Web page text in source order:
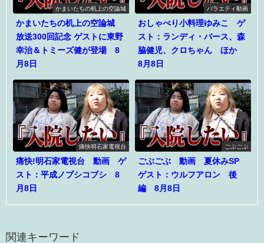
かまいたちの机上の空論城
かまいたちの机上の空論城
放送300回記念 ゲストに東野
幸治＆トミーズ健が登場 8
月8日
バラエティ動画
おしゃべり小料理ゆみこ ゲ
スト：ランディ・バース、森
脇健児、クロちゃん ほか
8月8日
痛快明石家電視台
痛快!明石家電視台 動画 ゲ
スト：平成ノブシコブシ 8
月8日
ごぶごぶ
ごぶごぶ 動画 夏休みSP
ゲスト：ウルフアロン 後
編 8月8日
関連キーワード